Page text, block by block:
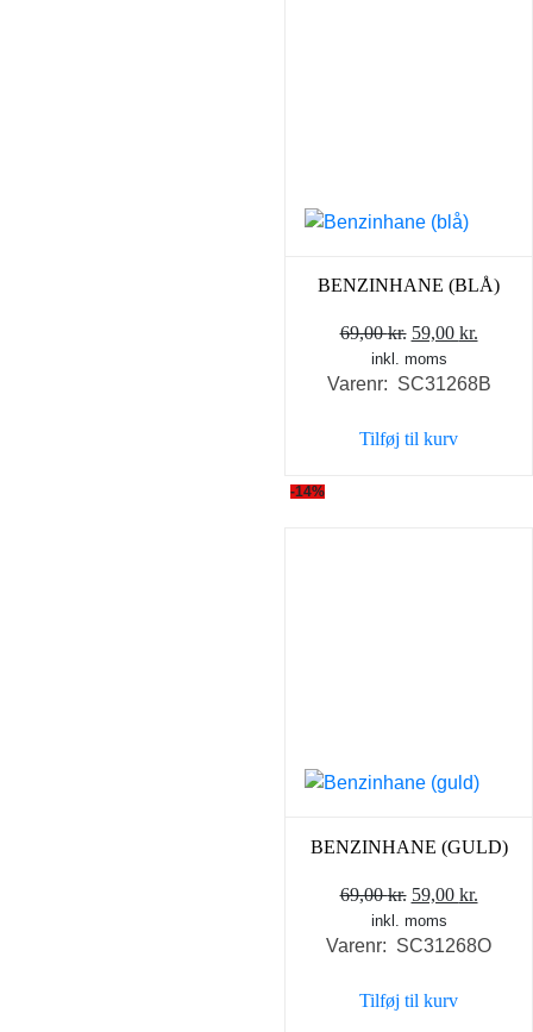
BENZINHANE (BLÅ)
69,00kr. Den
oprindelige
pris
69,00 kr..
59,00 kr.
pris
inkl. moms
Varenr: SC31268B
Tilføj til kurv
-14%
BENZINHANE (GULD)
69,00kr. Den
oprindelige
pris
69,00 kr..
59,00 kr.
pris
inkl. moms
Varenr: SC31268O
Tilføj til kurv